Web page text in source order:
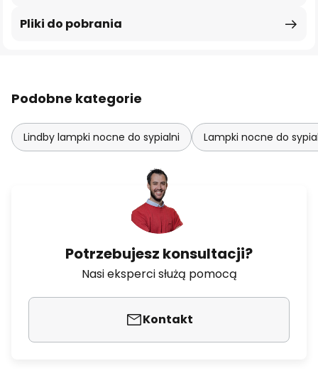
Pliki do pobrania
Podobne kategorie
Lindby lampki nocne do sypialni Lampki nocne do
Potrzebujesz konsultacji?
Nasi eksperci służą pomocą
Kontakt